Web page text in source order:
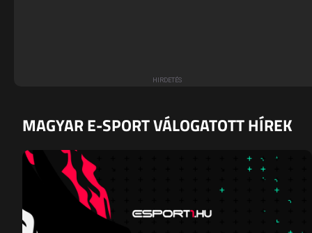
MAGYAR E-SPORT VÁLOGATOTT HÍREK